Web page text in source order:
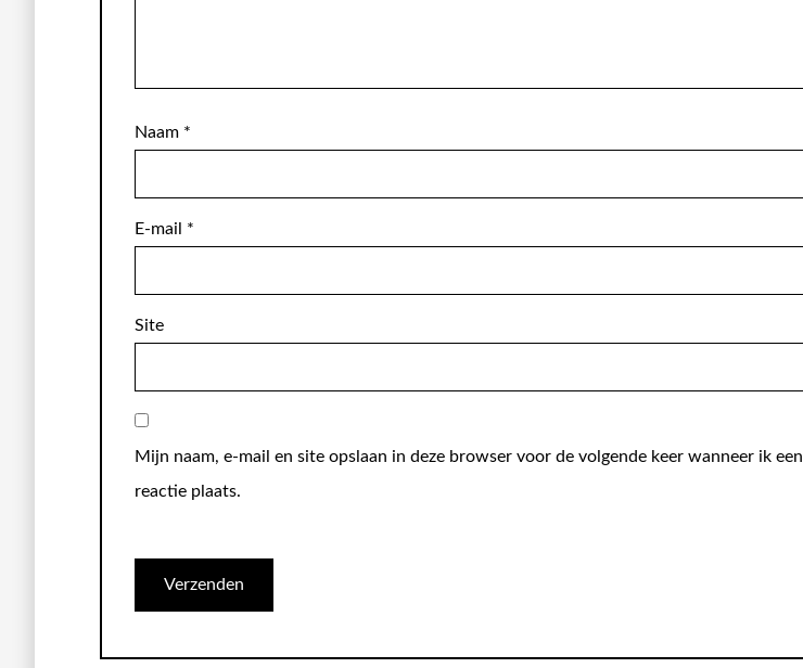
Naam *
E-mail *
Site
Mijn naam, e-mail en site opslaan in deze browser voor de volgende keer wanneer ik een
reactie plaats.